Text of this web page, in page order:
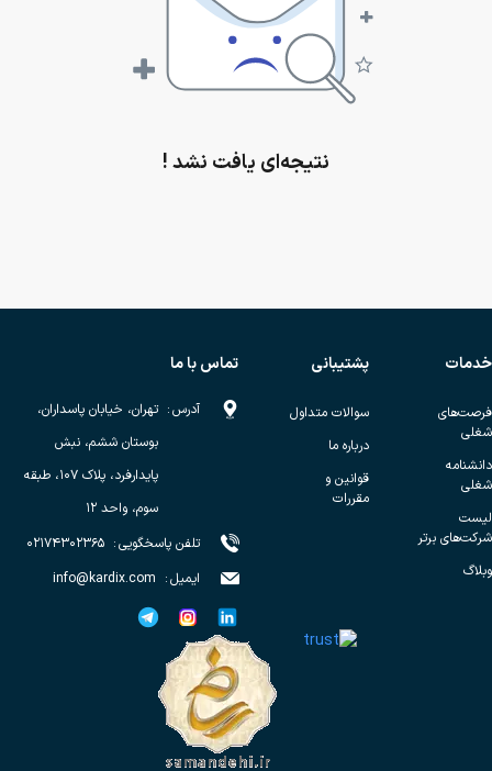
نتیجه‌ای یافت نشد !
خدمات
فرصت‌های
شغلی
دانشنامه
شغلی
لیست
شرکت‌های برتر
وبلاگ
پشتیبانی
سوالات متداول
درباره ما
قوانین و
مقررات
تماس با ما
آدرس: تهران، خیابان پاسداران،
بوستان ششم، نبش
پایدارفرد، پلاک ۱۰۷، طبقه
سوم، واحد ۱۲
تلفن پاسخگویی: ۰۲۱۷۴۳۰۲۳۶۵
ایمیل:
info@kardix.com